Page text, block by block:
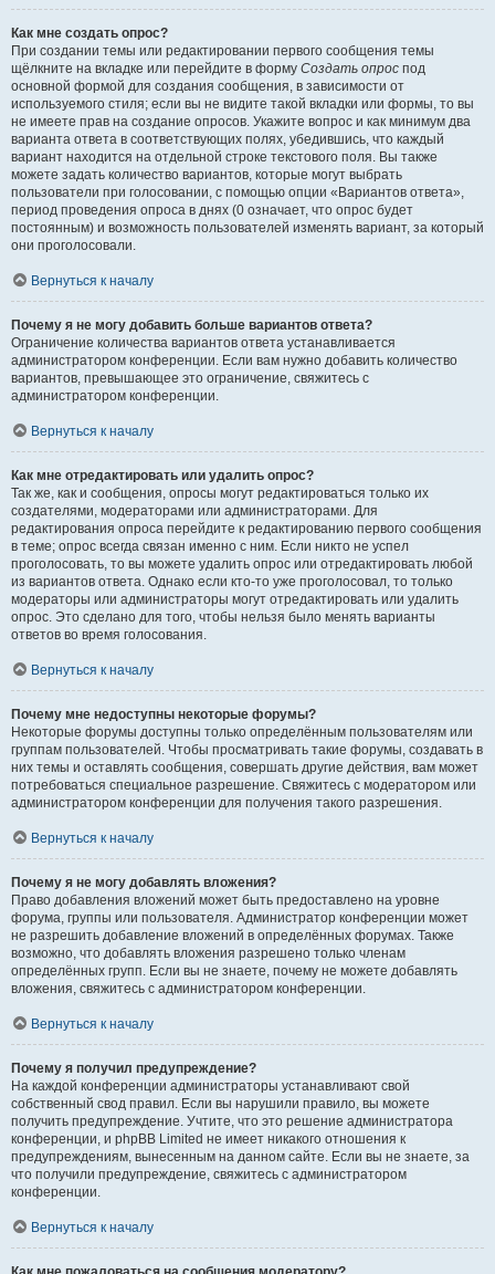
Как мне создать опрос?
При создании темы или редактировании первого сообщения темы
щёлкните на вкладке или перейдите в форму Создать опрос под
основной формой для создания сообщения, в зависимости от
используемого стиля; если вы не видите такой вкладки или формы, то вы
не имеете прав на создание опросов. Укажите вопрос и как минимум два
варианта ответа в соответствующих полях, убедившись, что каждый
вариант находится на отдельной строке текстового поля. Вы также
можете задать количество вариантов, которые могут выбрать
пользователи при голосовании, с помощью опции «Вариантов ответа»,
период проведения опроса в днях (0 означает, что опрос будет
постоянным) и возможность пользователей изменять вариант, за который
они проголосовали.
Вернуться к началу
Почему я не могу добавить больше вариантов ответа?
Ограничение количества вариантов ответа устанавливается
администратором конференции. Если вам нужно добавить количество
вариантов, превышающее это ограничение, свяжитесь с
администратором конференции.
Вернуться к началу
Как мне отредактировать или удалить опрос?
Так же, как и сообщения, опросы могут редактироваться только их
создателями, модераторами или администраторами. Для
редактирования опроса перейдите к редактированию первого сообщения
в теме; опрос всегда связан именно с ним. Если никто не успел
проголосовать, то вы можете удалить опрос или отредактировать любой
из вариантов ответа. Однако если кто-то уже проголосовал, то только
модераторы или администраторы могут отредактировать или удалить
опрос. Это сделано для того, чтобы нельзя было менять варианты
ответов во время голосования.
Вернуться к началу
Почему мне недоступны некоторые форумы?
Некоторые форумы доступны только определённым пользователям или
группам пользователей. Чтобы просматривать такие форумы, создавать в
них темы и оставлять сообщения, совершать другие действия, вам может
потребоваться специальное разрешение. Свяжитесь с модератором или
администратором конференции для получения такого разрешения.
Вернуться к началу
Почему я не могу добавлять вложения?
Право добавления вложений может быть предоставлено на уровне
форума, группы или пользователя. Администратор конференции может
не разрешить добавление вложений в определённых форумах. Также
возможно, что добавлять вложения разрешено только членам
определённых групп. Если вы не знаете, почему не можете добавлять
вложения, свяжитесь с администратором конференции.
Вернуться к началу
Почему я получил предупреждение?
На каждой конференции администраторы устанавливают свой
собственный свод правил. Если вы нарушили правило, вы можете
получить предупреждение. Учтите, что это решение администратора
конференции, и phpBB Limited не имеет никакого отношения к
предупреждениям, вынесенным на данном сайте. Если вы не знаете, за
что получили предупреждение, свяжитесь с администратором
конференции.
Вернуться к началу